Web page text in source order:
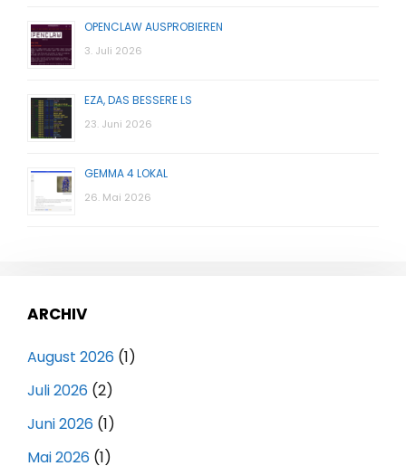
OPENCLAW AUSPROBIEREN
3. Juli 2026
EZA, DAS BESSERE LS
23. Juni 2026
GEMMA 4 LOKAL
26. Mai 2026
ARCHIV
August 2026 (1)
Juli 2026 (2)
Juni 2026 (1)
Mai 2026 (1)